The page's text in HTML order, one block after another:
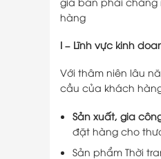
hàng
I – Lĩnh vực kinh
Với thâm niên lâu
cầu của khách
Sản xuất, gia
đặt hàng cho
Sản phẩm Thời